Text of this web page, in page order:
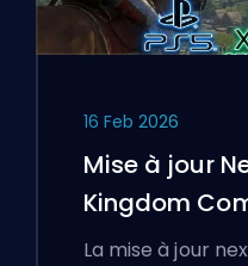
16 Feb 2026
Mise à jour
Kingdom
Une analyse
La mise à jour